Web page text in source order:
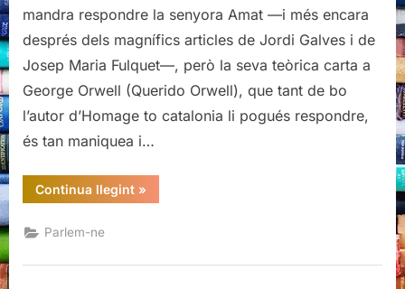
Amat
mandra respondre la senyora Amat —i més encara
després dels magnífics articles de Jordi Galves i de
Josep Maria Fulquet—, però la seva teòrica carta a
George Orwell (Querido Orwell), que tant de bo
l’autor d’Homage to catalonia li pogués respondre,
és tan maniquea i…
Continua llegint“Amic
e
»
Parlem-ne